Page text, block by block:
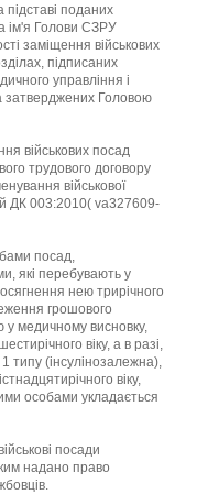
підставі поданих
ім'я Голови СЗРУ
заміщення військових
підписаних
управління і
затверджених Головою
військових посад
трудового договору
військової
ДК 003:2010( va327609-
посад,
які перебувають у
нею трирічного
грошового
у медичному висновку,
віку, а в разі,
типу (інсулінозалежна),
віку,
особами укладається
посади
надано право